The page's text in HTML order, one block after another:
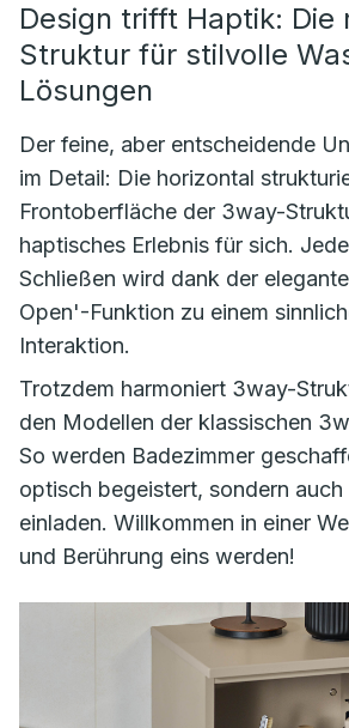
Design trifft Haptik: Die
Struktur für stilvolle
Lösungen
Der feine, aber entscheidende
im Detail: Die horizontal
Frontoberfläche der 3way-
haptisches Erlebnis für sich.
Schließen wird dank der
Open'-Funktion zu einem
Interaktion.
Trotzdem harmoniert 3way-
den Modellen der klassischen
So werden Badezimmer
optisch begeistert, sondern auch
einladen. Willkommen in einer
und Berührung eins werden!